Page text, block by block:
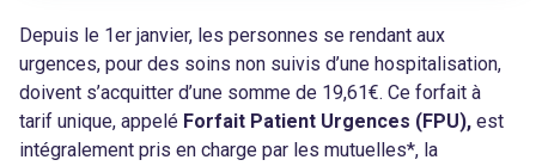
Depuis le 1er janvier, les personnes se rendant aux
urgences, pour des soins non suivis d’une hospitalisation,
doivent s’acquitter d’une somme de 19,61€. Ce forfait à
tarif unique, appelé Forfait Patient Urgences (FPU), est
intégralement pris en charge par les mutuelles*, la